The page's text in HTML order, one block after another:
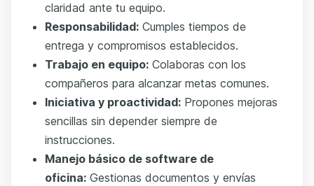
claridad ante tu equipo.
Responsabilidad: Cumples tiempos de
entrega y compromisos establecidos.
Trabajo en equipo: Colaboras con los
compañeros para alcanzar metas comunes.
Iniciativa y proactividad: Propones mejoras
sencillas sin depender siempre de
instrucciones.
Manejo básico de software de
oficina: Gestionas documentos y envías